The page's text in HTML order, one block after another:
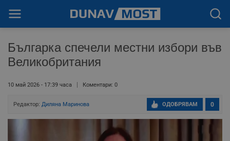
Българка спечели местни избори във
Великобритания
10 май 2026 - 17:39 часа Коментари: 0
Редактор: Диляна Маринова 0
ОДОБРЯВАМ